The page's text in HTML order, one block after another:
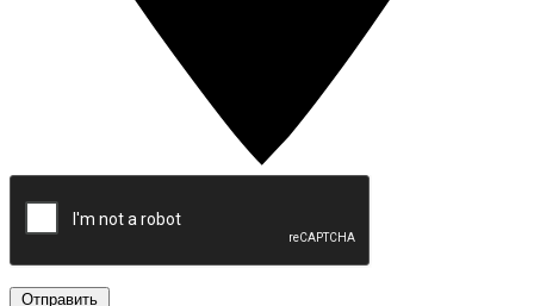
Отправить